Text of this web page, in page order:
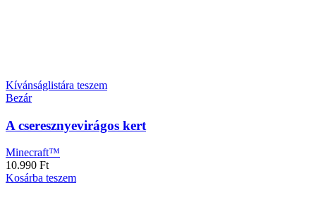
Kívánságlistára teszem
Bezár
A cseresznyevirágos kert
Minecraft™
10.990 Ft
Kosárba teszem